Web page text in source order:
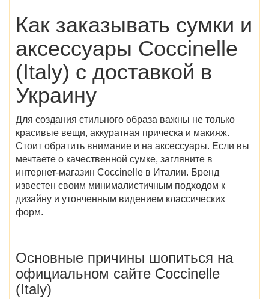
Как заказывать сумки и
аксессуары Coccinelle
(Italy) с доставкой в
Украину
Для создания стильного образа важны не только
красивые вещи, аккуратная прическа и макияж.
Стоит обратить внимание и на аксессуары. Если вы
мечтаете о качественной сумке, загляните в
интернет-магазин Coccinelle в Италии. Бренд
известен своим минималистичным подходом к
дизайну и утонченным видением классических
форм.
Основные причины шопиться на
официальном сайте Coccinelle
(Italy)